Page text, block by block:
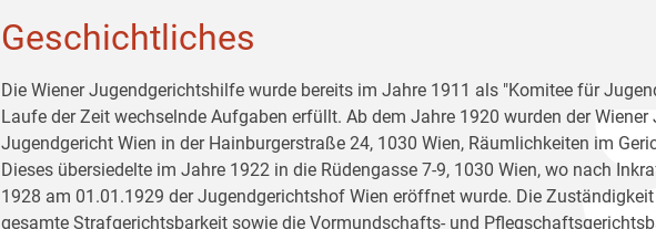
Geschichtliches
Die Wiener Jugendgerichtshilfe wurde bereits im Jahre 1911 als "Komitee für
Laufe der Zeit wechselnde Aufgaben erfüllt. Ab dem Jahre 1920 wurden der
Jugendgericht Wien in der Hainburgerstraße 24, 1030 Wien, Räumlichkeiten im
Dieses übersiedelte im Jahre 1922 in die Rüdengasse 7-9, 1030 Wien, wo nach
1928 am 01.01.1929 der Jugendgerichtshof Wien eröffnet wurde. Die
gesamte Strafgerichtsbarkeit sowie die Vormundschafts- und